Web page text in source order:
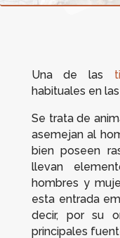
Una de las
habituales en las
Se trata de
asemejan al
bien poseen
llevan
hombres y
esta entrada
decir, por su
principales